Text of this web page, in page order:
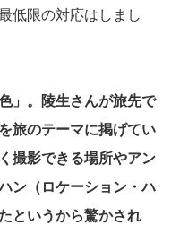
低限の対応はしまし
」。陵生さんが旅先で
旅のテーマに掲げてい
撮影できる場所やアン
ン（ロケーション・ハ
というから驚かされ